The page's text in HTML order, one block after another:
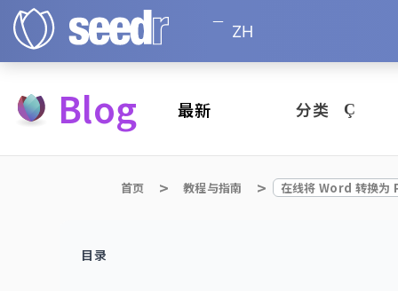
ZH
Blog 最新 分类
首页 教程与指南 在线将 Word 转换为
目录